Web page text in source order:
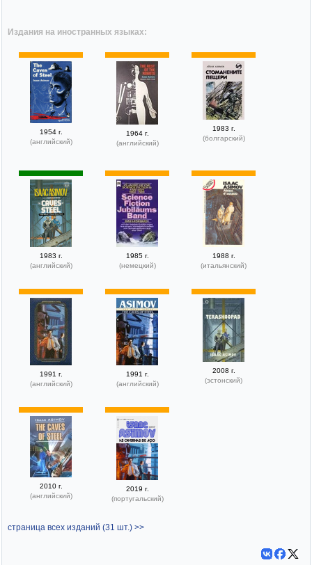
Издания на иностранных языках:
1954 г.
(английский)
1964 г.
(английский)
1983 г.
(болгарский)
1983 г.
(английский)
1985 г.
(немецкий)
1988 г.
(итальянский)
1991 г.
(английский)
1991 г.
(английский)
2008 г.
(эстонский)
2010 г.
(английский)
2019 г.
(португальский)
страница всех изданий (31 шт.) >>